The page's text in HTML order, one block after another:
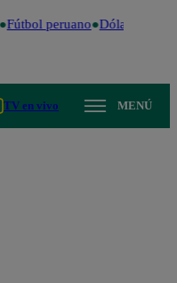
Fútbol peruano Dólar
TV en vivo MENÚ